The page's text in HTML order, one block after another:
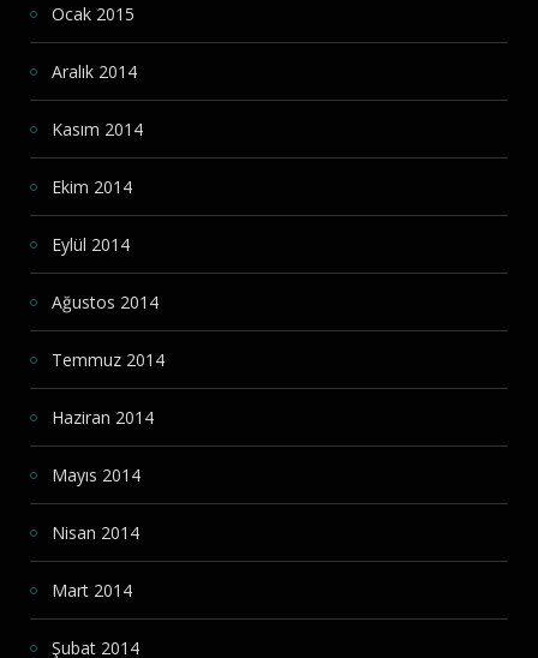
Ocak 2015
Aralık 2014
Kasım 2014
Ekim 2014
Eylül 2014
Ağustos 2014
Temmuz 2014
Haziran 2014
Mayıs 2014
Nisan 2014
Mart 2014
Şubat 2014